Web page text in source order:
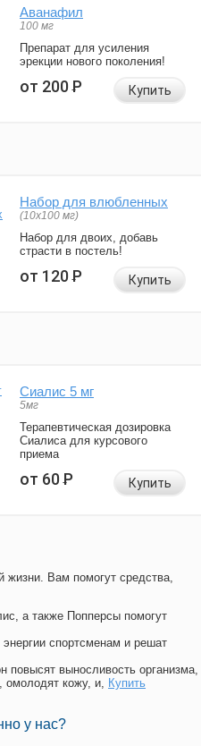
Аванафил
100 мг
Препарат для усиления
эрекции нового поколения!
от 200Р Купить
Набор для влюбленных
(10х100 мг)
Набор для двоих, добавь
страсти в постель!
от 120Р Купить
Сиалис 5 мг
5мг
Терапевтическая дозировка
Сиалиса для курсового
приема
от 60Р Купить
жизни. Вам помогут средства,
а также Попперсы помогут
спортсменам и решат
выносливость организма,
омолодят кожу, и, Купить
у нас?